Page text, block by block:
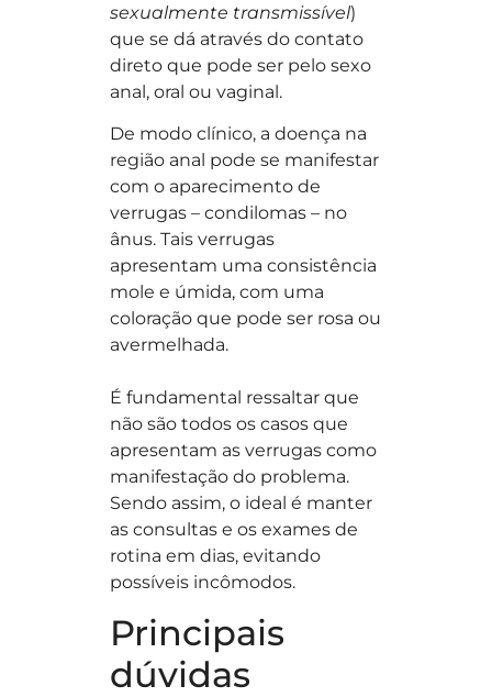
sexualmente transmissível)
que se dá através do contato
direto que pode ser pelo sexo
anal, oral ou vaginal.
De modo clínico, a doença na
região anal pode se manifestar
com o aparecimento de
verrugas – condilomas – no
ânus. Tais verrugas
apresentam uma consistência
mole e úmida, com uma
coloração que pode ser rosa ou
avermelhada.
É fundamental ressaltar que
não são todos os casos que
apresentam as verrugas como
manifestação do problema.
Sendo assim, o ideal é manter
as consultas e os exames de
rotina em dias, evitando
possíveis incômodos.
Principais
dúvidas